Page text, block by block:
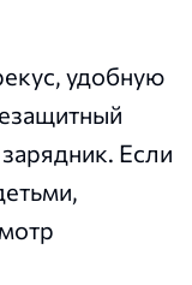
удобную
Если